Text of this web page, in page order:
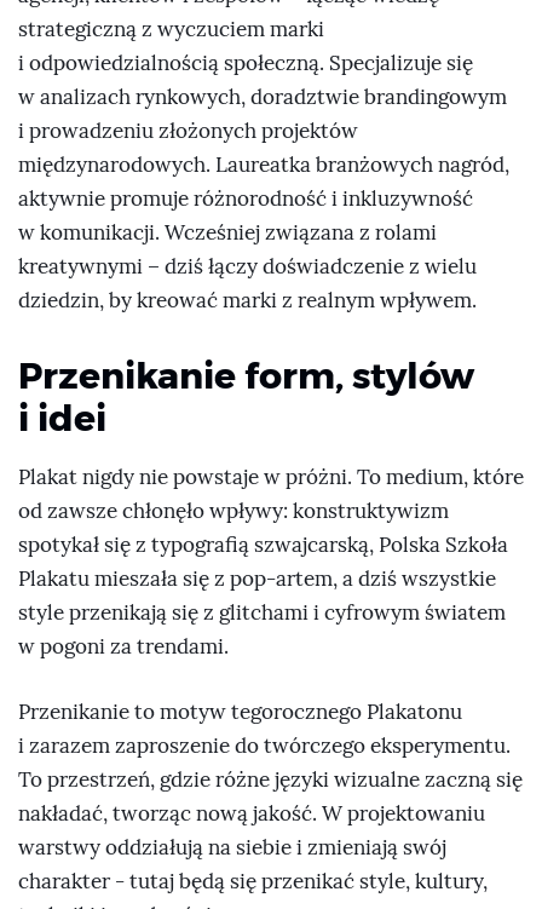
strategiczną z wyczuciem marki
i odpowiedzialnością społeczną. Specjalizuje się
w analizach rynkowych, doradztwie brandingowym
i prowadzeniu złożonych projektów
międzynarodowych. Laureatka branżowych nagród,
aktywnie promuje różnorodność i inkluzywność
w komunikacji. Wcześniej związana z rolami
kreatywnymi – dziś łączy doświadczenie z wielu
dziedzin, by kreować marki z realnym wpływem.
Przenikanie form, stylów
i idei
Plakat nigdy nie powstaje w próżni. To medium, które
od zawsze chłonęło wpływy: konstruktywizm
spotykał się z typografią szwajcarską, Polska Szkoła
Plakatu mieszała się z pop-artem, a dziś wszystkie
style przenikają się z glitchami i cyfrowym światem
w pogoni za trendami.
Przenikanie to motyw tegorocznego Plakatonu
i zarazem zaproszenie do twórczego eksperymentu.
To przestrzeń, gdzie różne języki wizualne zaczną się
nakładać, tworząc nową jakość. W projektowaniu
warstwy oddziałują na siebie i zmieniają swój
charakter - tutaj będą się przenikać style, kultury,